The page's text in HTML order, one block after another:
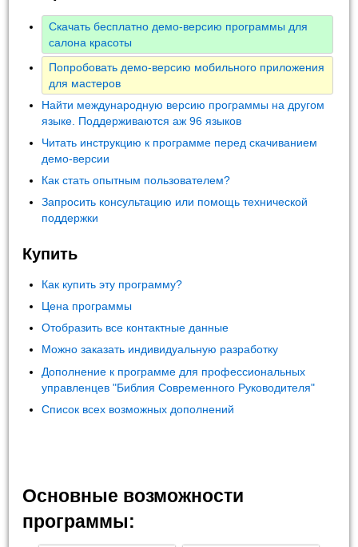
Скачать бесплатно демо-версию программы для
салона красоты
Попробовать демо-версию мобильного приложения
для мастеров
Найти международную версию программы на другом
языке. Поддерживаются аж 96 языков
Читать инструкцию к программе перед скачиванием
демо-версии
Как стать опытным пользователем?
Запросить консультацию или помощь технической
поддержки
Купить
Как купить эту программу?
Цена программы
Отобразить все контактные данные
Можно заказать индивидуальную разработку
Дополнение к программе для профессиональных
управленцев "Библия Современного Руководителя"
Список всех возможных дополнений
Основные возможности
программы: